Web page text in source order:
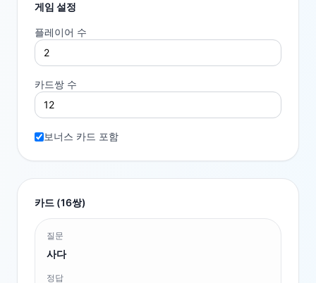
게임 설정
플레이어 수
카드쌍 수
보너스 카드 포함
카드 (16쌍)
질문
사다
정답